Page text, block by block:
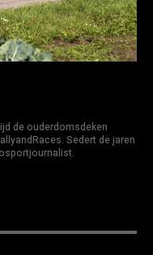
de ouderdomsdeken
Sedert de jaren